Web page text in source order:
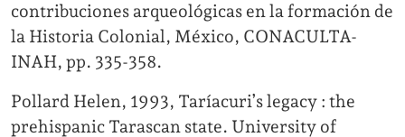
contribuciones arqueológicas en la formación de
la Historia Colonial, México, CONACULTA-
INAH, pp. 335-358.
Pollard Helen, 1993, Taríacuriʼs legacy : the
prehispanic Tarascan state. University of